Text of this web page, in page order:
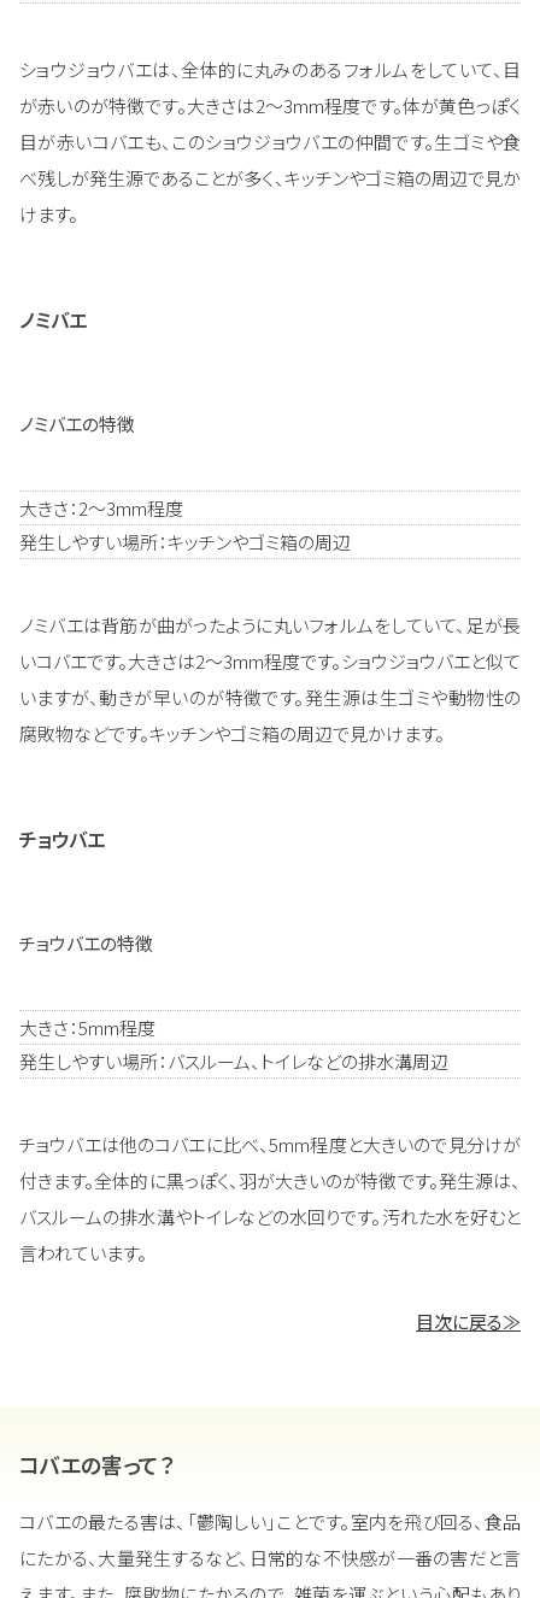
ショウジョウバエは、全体的に丸みのあるフォルムをしていて、目
が赤いのが特徴です。大きさは2～3mm程度です。体が黄色っぽく
目が赤いコバエも、このショウジョウバエの仲間です。生ゴミや食
べ残しが発生源であることが多く、キッチンやゴミ箱の周辺で見か
けます。
ノミバエ
ノミバエの特徴
大きさ：2～3mm程度
発生しやすい場所：キッチンやゴミ箱の周辺
ノミバエは背筋が曲がったように丸いフォルムをしていて、足が長
いコバエです。大きさは2～3mm程度です。ショウジョウバエと似て
いますが、動きが早いのが特徴です。発生源は生ゴミや動物性の
腐敗物などです。キッチンやゴミ箱の周辺で見かけます。
チョウバエ
チョウバエの特徴
大きさ：5mm程度
発生しやすい場所：バスルーム、トイレなどの排水溝周辺
チョウバエは他のコバエに比べ、5mm程度と大きいので見分けが
付きます。全体的に黒っぽく、羽が大きいのが特徴です。発生源は、
バスルームの排水溝やトイレなどの水回りです。汚れた水を好むと
言われています。
目次に戻る≫
コバエの害って？
コバエの最たる害は、「鬱陶しい」ことです。室内を飛び回る、食品
にたかる、大量発生するなど、日常的な不快感が一番の害だと言